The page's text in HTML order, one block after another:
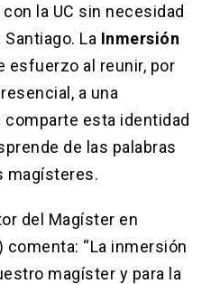
la UC sin necesidad
La Inmersión
esfuerzo al reunir, por
a una
esta identidad
de las palabras
magísteres.
del Magíster en
comenta: “La inmersión
magíster y para la